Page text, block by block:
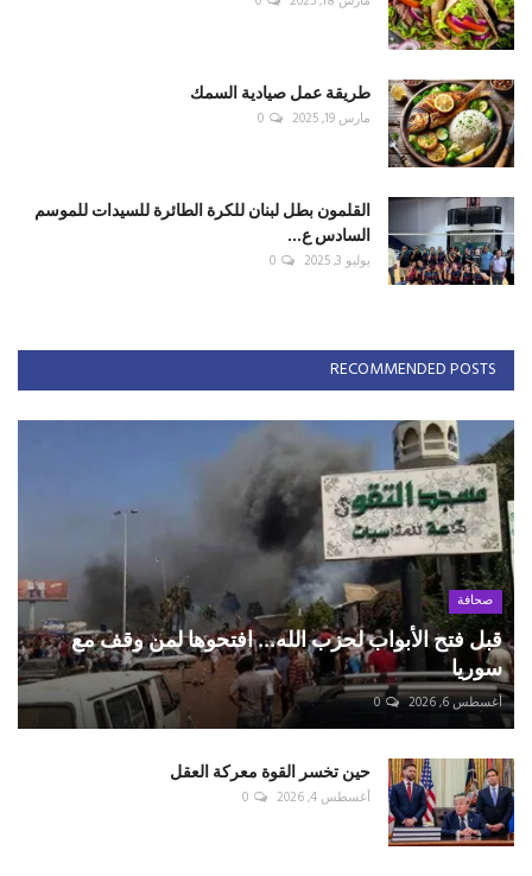
طريقة عمل صيادية السمك
مارس 19, 2025 0
القلمون بطل لبنان للكرة الطائرة للسيدات للموسم
السادس ع...
يوليو 3, 2025 0
RECOMMENDED POSTS
صحافة
قبل فتح الأبواب لحزب الله... افتحوها لمن وقف مع
سوريا
أغسطس 6, 2026 0
حين تخسر القوة معركة العقل
أغسطس 4, 2026 0